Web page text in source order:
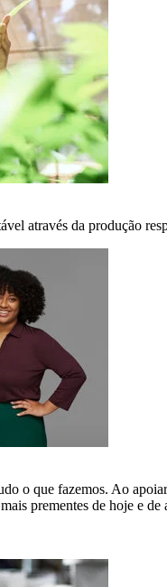
através da produção
o que fazemos. Ao
prementes de hoje e de